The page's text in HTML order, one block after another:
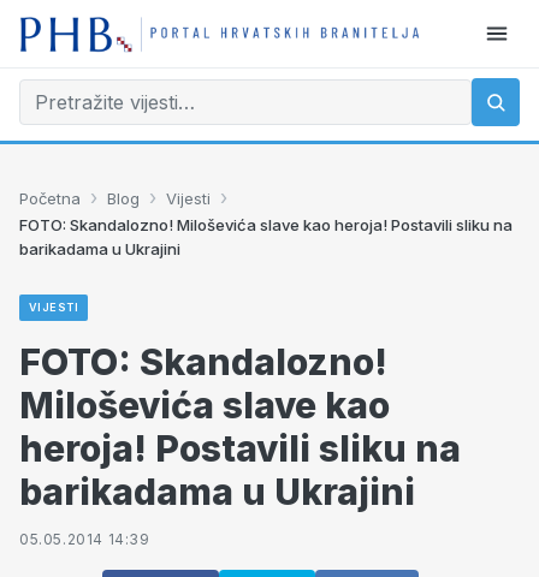
Početna › Blog › Vijesti ›
FOTO: Skandalozno! Miloševića slave kao heroja! Postavili sliku na
barikadama u Ukrajini
VIJESTI
FOTO: Skandalozno!
Miloševića slave kao
heroja! Postavili sliku na
barikadama u Ukrajini
05.05.2014 14:39